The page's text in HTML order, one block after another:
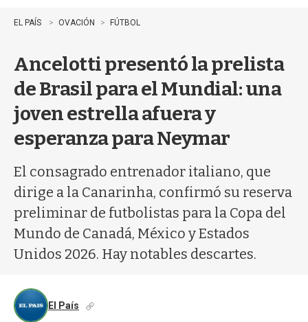
EL PAÍS OVACIÓN FÚTBOL
Ancelotti presentó la prelista
de Brasil para el Mundial: una
joven estrella afuera y
esperanza para Neymar
El consagrado entrenador italiano, que
dirige a la Canarinha, confirmó su reserva
preliminar de futbolistas para la Copa del
Mundo de Canadá, México y Estados
Unidos 2026. Hay notables descartes.
El País